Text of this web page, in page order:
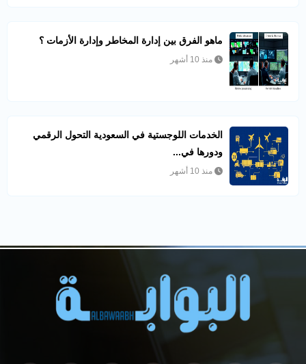
ماهو الفرق بين إدارة المخاطر وإدارة الأزمات ؟
منذ 10 أشهر
الخدمات اللوجستية في السعودية التحول الرقمي
ودورها في...
منذ 10 أشهر